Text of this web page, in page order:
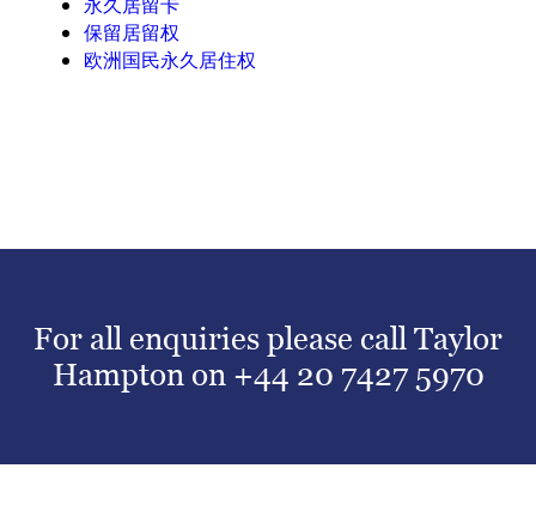
保留居留权
欧洲国民永久居住权
For all enquiries please call Taylor
Hampton on +44 20 7427 5970